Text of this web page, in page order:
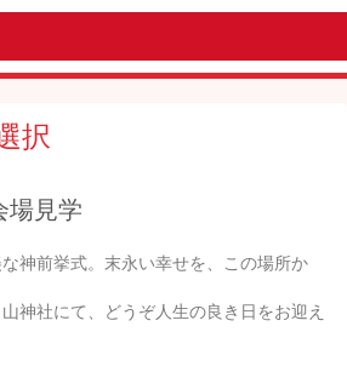
択
場見学
神前挙式。末永い幸せを、この場所か
神社にて、どうぞ人生の良き日をお迎え